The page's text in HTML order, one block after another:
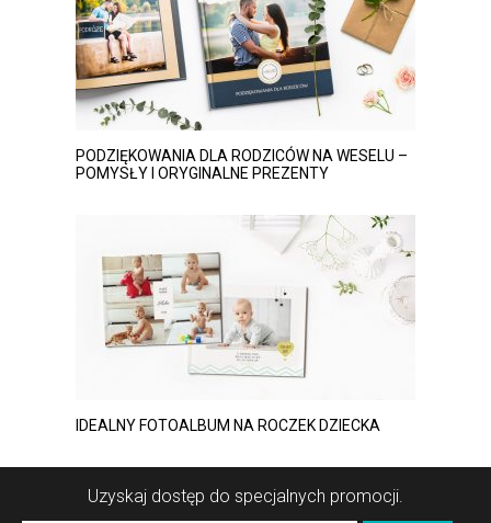
PODZIĘKOWANIA DLA RODZICÓW NA WESELU –
POMYSŁY I ORYGINALNE PREZENTY
IDEALNY FOTOALBUM NA ROCZEK DZIECKA
Uzyskaj dostęp do specjalnych promocji.